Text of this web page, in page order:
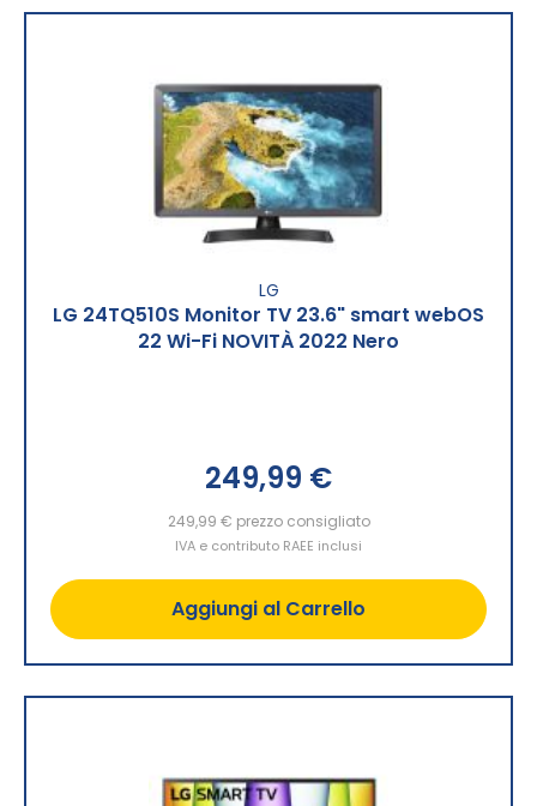
LG
LG 24TQ510S Monitor TV 23.6" smart webOS
22 Wi-Fi NOVITÀ 2022 Nero
249,99 €
249,99 € prezzo consigliato
IVA e contributo RAEE inclusi
Aggiungi al Carrello